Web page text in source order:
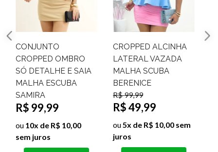
CROPPED ALCINHA
LATERAL VAZADA
MALHA SCUBA
BERENICE
R$ 99,99
R$ 49,99
ou 5x de R$ 10,00 sem
juros
CROPPED DECOTE U
HOLINDA
R$ 39,99
R$ 19,99
ou2x de R$ 10,00 sem
juros